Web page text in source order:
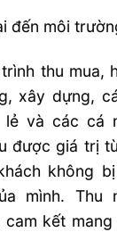
đến môi
thu mua,
xây dựng,
lẻ và các cá
được giá trị
không
mình. Thu
kết mang